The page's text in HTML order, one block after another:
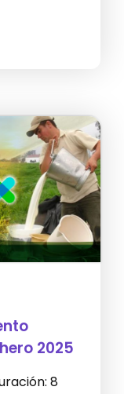
2025
8